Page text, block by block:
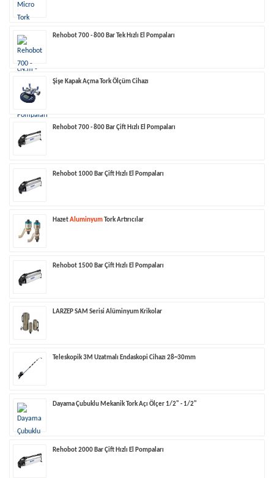
Rehobot 700 - 800 Bar Tek Hızlı El Pompaları
Şişe Kapak Açma Tork Ölçüm Cihazı
Rehobot 700 - 800 Bar Çift Hızlı El Pompaları
Rehobot 1000 Bar Çift Hızlı El Pompaları
HazetAluminyumTork Artırıcılar
Rehobot 1500 Bar Çift Hızlı El Pompaları
LARZEP SAM Serisi Alüminyum Krikolar
Teleskopik 3M Uzatmalı Endaskopi Cihazı 28~30mm
Dayama Çubuklu Mekanik Tork Açı Ölçer 1/2" - 1/2"
Rehobot 2000 Bar Çift Hızlı El Pompaları